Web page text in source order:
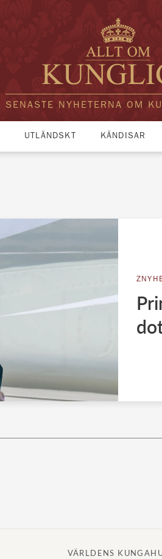
SENASTE NYHETERNA OM
UTLÄNDSKT KÄNDISAR
VÄRLDENS